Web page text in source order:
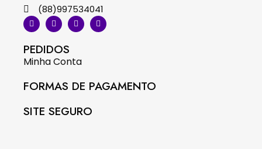
(88)997534041
PEDIDOS
Minha Conta
FORMAS DE PAGAMENTO
SITE SEGURO